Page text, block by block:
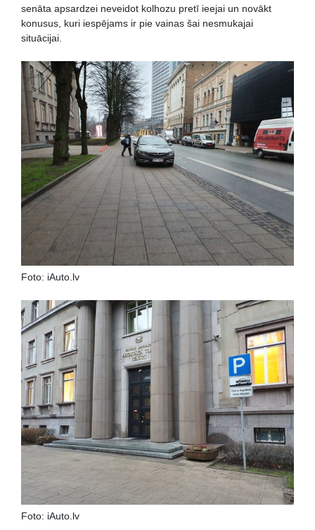
senāta apsardzei neveidot kolhozu pretī ieejai un novākt
konusus, kuri iespējams ir pie vainas šai nesmukajai
situācijai.
Foto: iAuto.lv
Foto: iAuto.lv